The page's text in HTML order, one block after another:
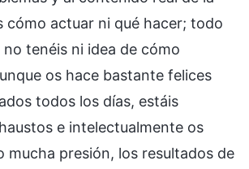
cómo actuar ni qué hacer; todo
tenéis ni idea de cómo
os hace bastante felices
todos los días, estáis
e intelectualmente os
mucha presión, los resultados de